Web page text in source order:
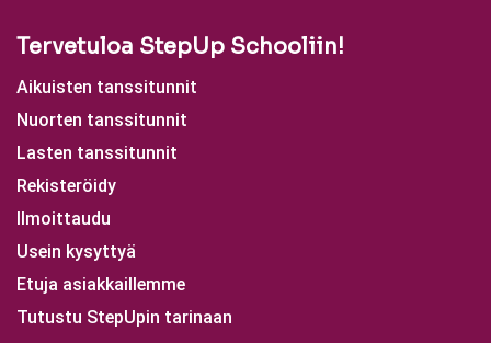
Tervetuloa StepUp Schooliin!
Aikuisten tanssitunnit
Nuorten tanssitunnit
Lasten tanssitunnit
Rekisteröidy
Ilmoittaudu
Usein kysyttyä
Etuja asiakkaillemme
Tutustu StepUpin tarinaan